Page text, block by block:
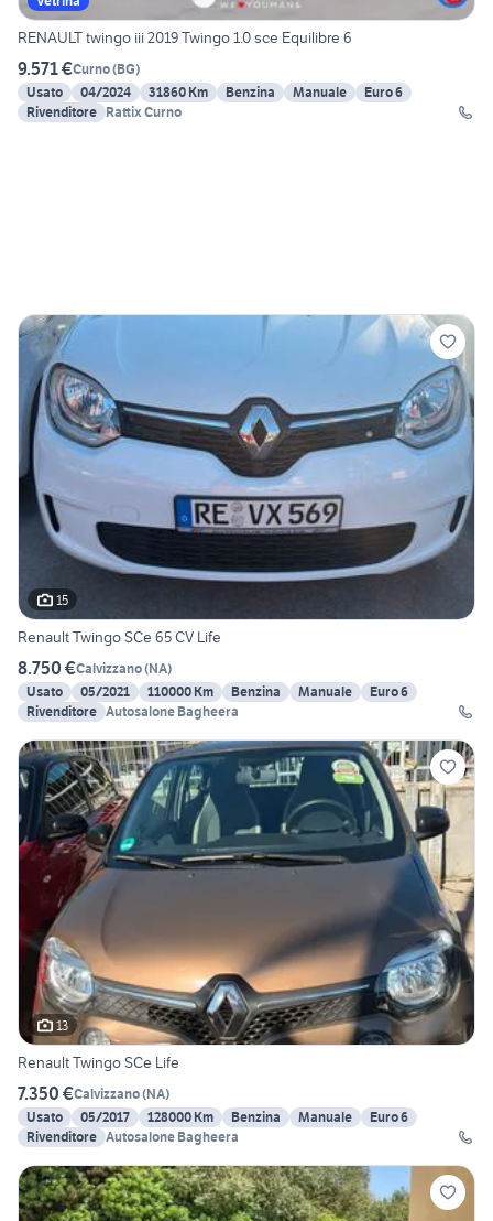
RENAULT twingo iii 2019 Twingo 1.0 sce Equilibre 6
9.571 €Curno(BG)
Usato
04/2024 31860 Km Benzina Manuale
Euro 6
Rivenditore Rattix Curno
15
Renault Twingo SCe 65 CV Life
8.750 €Calvizzano(NA)
Usato
05/2021 110000 Km Benzina Manuale
Euro 6
Rivenditore Autosalone Bagheera
13
Renault Twingo SCe Life
7.350 €Calvizzano(NA)
Usato
05/2017 128000 Km Benzina Manuale
Euro 6
Rivenditore Autosalone Bagheera